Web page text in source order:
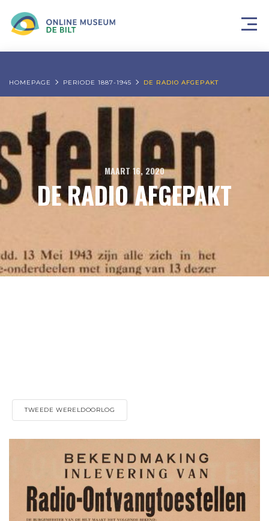
HOMEPAGE PERIODE 1887-1945 DE RADIO AFGEPAKT
MAART 16, 2020
DE RADIO AFGEPAKT
TWEEDE WERELDOORLOG